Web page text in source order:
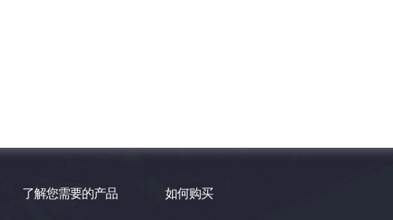
了解您需要的产品 如何购买